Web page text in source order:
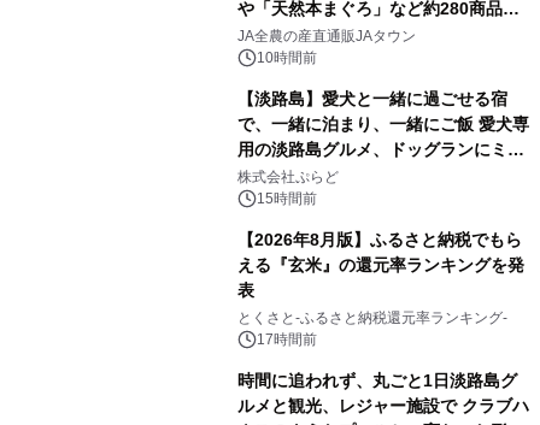
や「天然本まぐろ」など約280商品を
販売！～毎月１０日の定例企画～
JA全農の産直通販JAタウン
10時間前
【淡路島】愛犬と一緒に過ごせる宿
で、一緒に泊まり、一緒にご飯 愛犬専
用の淡路島グルメ、ドッグランにミニ
プール グランピングとトレーラーハウ
スの2施設で
株式会社ぷらど
15時間前
【2026年8月版】ふるさと納税でもら
える『玄米』の還元率ランキングを発
表
とくさと-ふるさと納税還元率ランキング-
17時間前
時間に追われず、丸ごと1日淡路島グ
ルメと観光、レジャー施設で クラブハ